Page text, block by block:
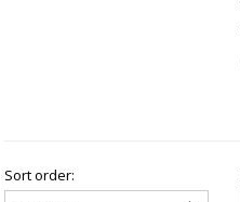
Sort order: